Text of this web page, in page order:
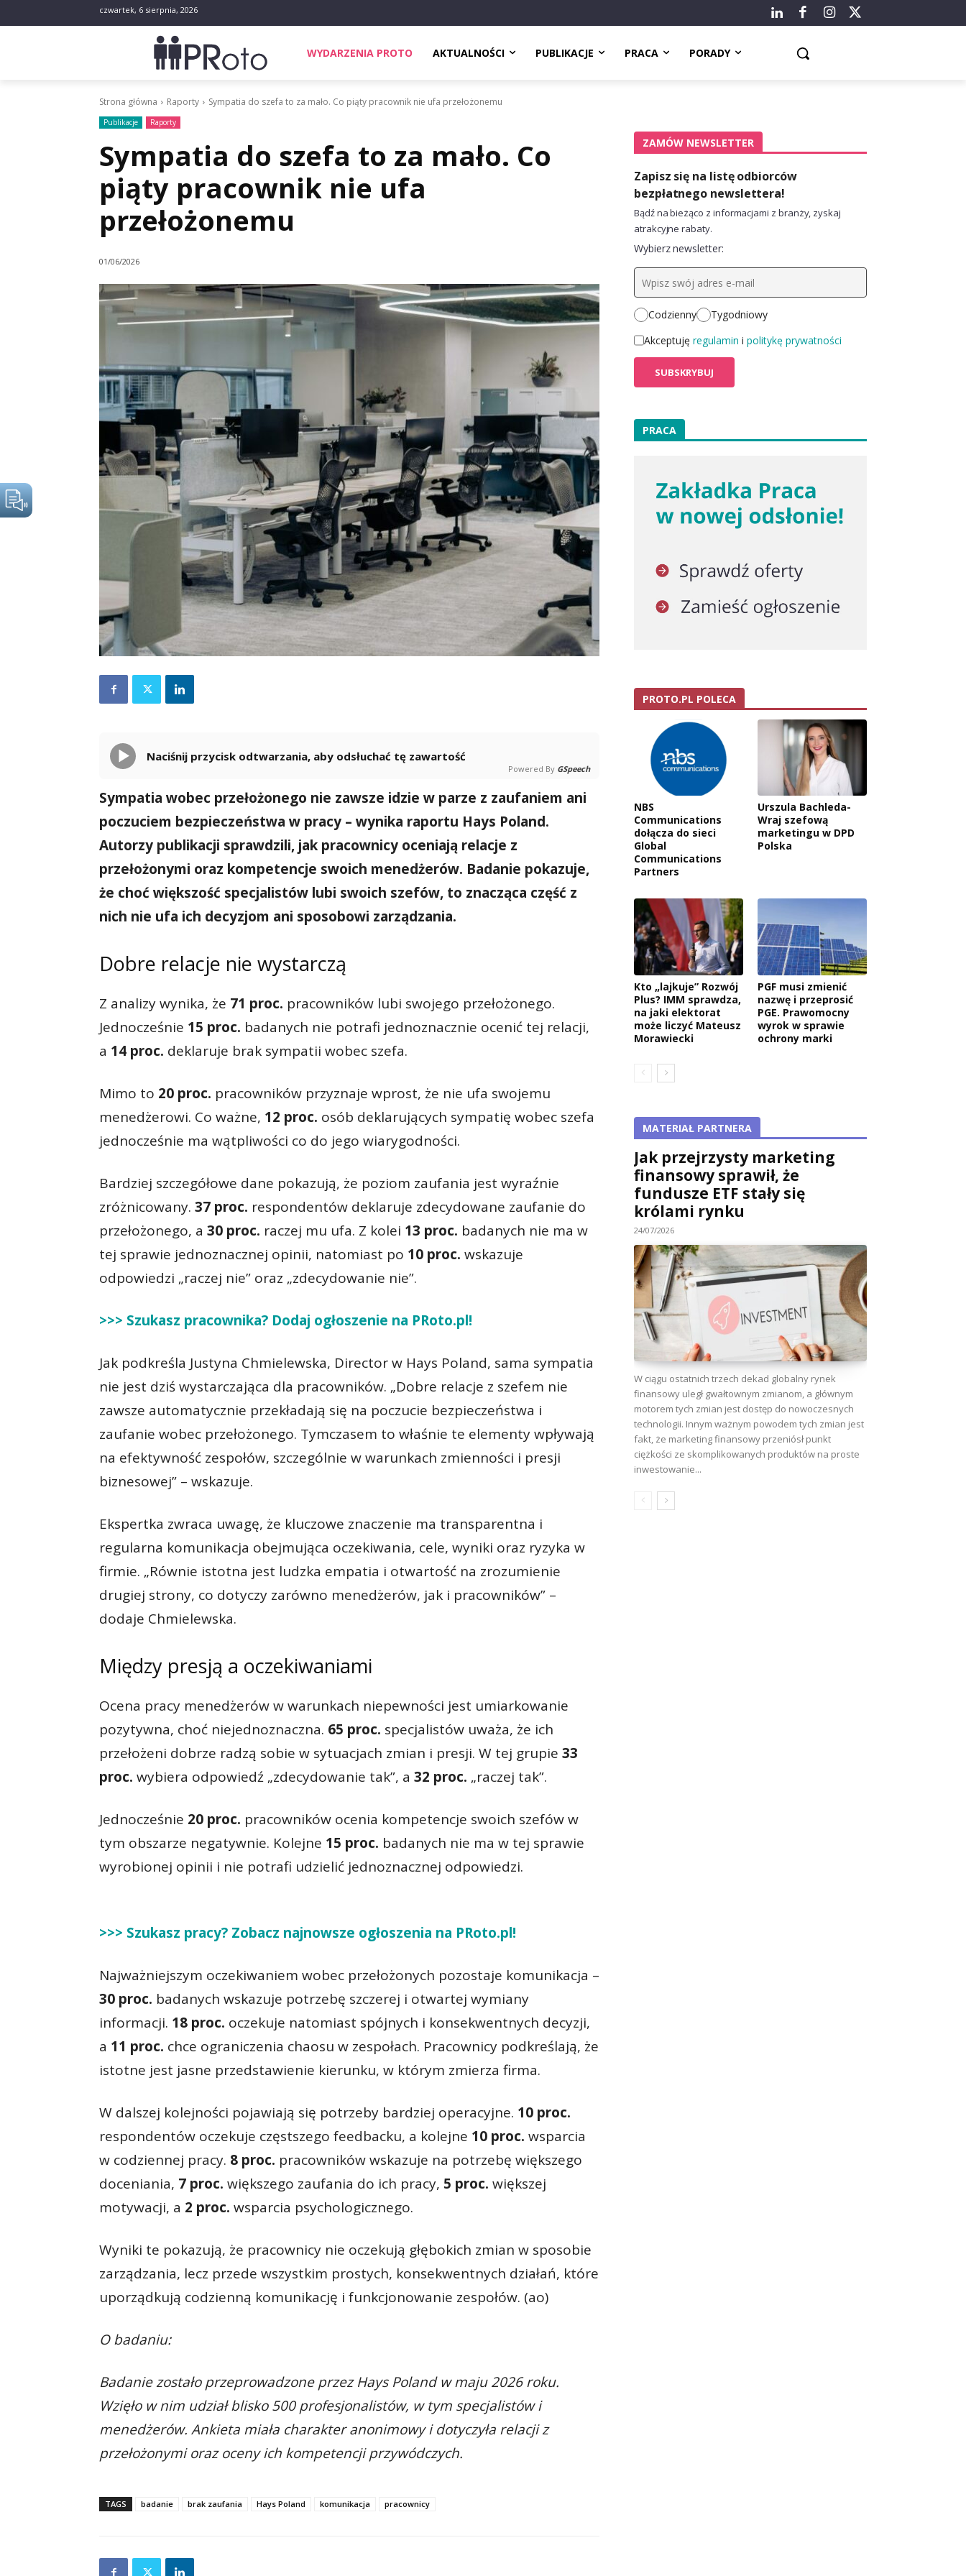
czwartek, 6 sierpnia, 2026
WYDARZENIA PROTO AKTUALNOŚCI PUBLIKACJE PRACA PORADY
Strona główna Raporty Sympatia do szefa to za mało. Co piąty pracownik nie ufa przełożonemu
Publikacje Raporty
Sympatia do szefa to za mało. Co
piąty pracownik nie ufa
przełożonemu
01/06/2026
Naciśnij przycisk odtwarzania, aby odsłuchać tę zawartość
Powered By GSpeech
Sympatia wobec przełożonego nie zawsze idzie w parze z zaufaniem ani
poczuciem bezpieczeństwa w pracy – wynika raportu Hays Poland.
Autorzy publikacji sprawdzili, jak pracownicy oceniają relacje z
przełożonymi oraz kompetencje swoich menedżerów. Badanie pokazuje,
że choć większość specjalistów lubi swoich szefów, to znacząca część z
nich nie ufa ich decyzjom ani sposobowi zarządzania.
Dobre relacje nie wystarczą
Z analizy wynika, że 71 proc. pracowników lubi swojego przełożonego.
Jednocześnie 15 proc. badanych nie potrafi jednoznacznie ocenić tej relacji,
a 14 proc. deklaruje brak sympatii wobec szefa.
Mimo to 20 proc. pracowników przyznaje wprost, że nie ufa swojemu
menedżerowi. Co ważne, 12 proc. osób deklarujących sympatię wobec szefa
jednocześnie ma wątpliwości co do jego wiarygodności.
Bardziej szczegółowe dane pokazują, że poziom zaufania jest wyraźnie
zróżnicowany. 37 proc. respondentów deklaruje zdecydowane zaufanie do
przełożonego, a 30 proc. raczej mu ufa. Z kolei 13 proc. badanych nie ma w
tej sprawie jednoznacznej opinii, natomiast po 10 proc. wskazuje
odpowiedzi „raczej nie” oraz „zdecydowanie nie”.
>>> Szukasz pracownika? Dodaj ogłoszenie na PRoto.pl!
Jak podkreśla Justyna Chmielewska, Director w Hays Poland, sama sympatia
nie jest dziś wystarczająca dla pracowników. „Dobre relacje z szefem nie
zawsze automatycznie przekładają się na poczucie bezpieczeństwa i
zaufanie wobec przełożonego. Tymczasem to właśnie te elementy wpływają
na efektywność zespołów, szczególnie w warunkach zmienności i presji
biznesowej” – wskazuje.
Ekspertka zwraca uwagę, że kluczowe znaczenie ma transparentna i
regularna komunikacja obejmująca oczekiwania, cele, wyniki oraz ryzyka w
firmie. „Równie istotna jest ludzka empatia i otwartość na zrozumienie
drugiej strony, co dotyczy zarówno menedżerów, jak i pracowników” –
dodaje Chmielewska.
Między presją a oczekiwaniami
Ocena pracy menedżerów w warunkach niepewności jest umiarkowanie
pozytywna, choć niejednoznaczna. 65 proc. specjalistów uważa, że ich
przełożeni dobrze radzą sobie w sytuacjach zmian i presji. W tej grupie 33
proc. wybiera odpowiedź „zdecydowanie tak”, a 32 proc. „raczej tak”.
Jednocześnie 20 proc. pracowników ocenia kompetencje swoich szefów w
tym obszarze negatywnie. Kolejne 15 proc. badanych nie ma w tej sprawie
wyrobionej opinii i nie potrafi udzielić jednoznacznej odpowiedzi.
>>> Szukasz pracy? Zobacz najnowsze ogłoszenia na PRoto.pl!
Najważniejszym oczekiwaniem wobec przełożonych pozostaje komunikacja –
30 proc. badanych wskazuje potrzebę szczerej i otwartej wymiany
informacji. 18 proc. oczekuje natomiast spójnych i konsekwentnych decyzji,
a 11 proc. chce ograniczenia chaosu w zespołach. Pracownicy podkreślają, że
istotne jest jasne przedstawienie kierunku, w którym zmierza firma.
W dalszej kolejności pojawiają się potrzeby bardziej operacyjne. 10 proc.
respondentów oczekuje częstszego feedbacku, a kolejne 10 proc. wsparcia
w codziennej pracy. 8 proc. pracowników wskazuje na potrzebę większego
doceniania, 7 proc. większego zaufania do ich pracy, 5 proc. większej
motywacji, a 2 proc. wsparcia psychologicznego.
Wyniki te pokazują, że pracownicy nie oczekują głębokich zmian w sposobie
zarządzania, lecz przede wszystkim prostych, konsekwentnych działań, które
uporządkują codzienną komunikację i funkcjonowanie zespołów. (ao)
O badaniu:
Badanie zostało przeprowadzone przez Hays Poland w maju 2026 roku.
Wzięło w nim udział blisko 500 profesjonalistów, w tym specjalistów i
menedżerów. Ankieta miała charakter anonimowy i dotyczyła relacji z
przełożonymi oraz oceny ich kompetencji przywódczych.
TAGS badanie brak zaufania Hays Poland komunikacja pracownicy
ZAMÓW NEWSLETTER
Zapisz się na listę odbiorców
bezpłatnego newslettera!
Bądź na bieżąco z informacjami z branży, zyskaj
atrakcyjne rabaty.
Wybierz newsletter:
Codzienny
Tygodniowy
Akceptuję regulamin i politykę prywatności
PRACA
PROTO.PL POLECA
NBS
Communications
dołącza do sieci
Global
Communications
Partners
Urszula Bachleda-
Wraj szefową
marketingu w DPD
Polska
Kto „lajkuje” Rozwój
Plus? IMM sprawdza,
na jaki elektorat
może liczyć Mateusz
Morawiecki
PGF musi zmienić
nazwę i przeprosić
PGE. Prawomocny
wyrok w sprawie
ochrony marki
MATERIAŁ PARTNERA
Jak przejrzysty marketing
finansowy sprawił, że
fundusze ETF stały się
królami rynku
24/07/2026
W ciągu ostatnich trzech dekad globalny rynek
finansowy uległ gwałtownym zmianom, a głównym
motorem tych zmian jest dostęp do nowoczesnych
technologii. Innym ważnym powodem tych zmian jest
fakt, że marketing finansowy przeniósł punkt
ciężkości ze skomplikowanych produktów na proste
inwestowanie...